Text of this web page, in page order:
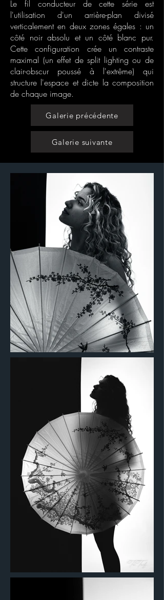
​Le fil conducteur de cette série est
l'utilisation d'un arrière-plan divisé
verticalement en deux zones égales : un
côté noir absolu et un côté blanc pur.
Cette configuration crée un contraste
maximal (un effet de split lighting ou de
clair-obscur poussé à l'extrême) qui
structure l'espace et dicte la composition
de chaque image.
Galerie précédente
Galerie suivante